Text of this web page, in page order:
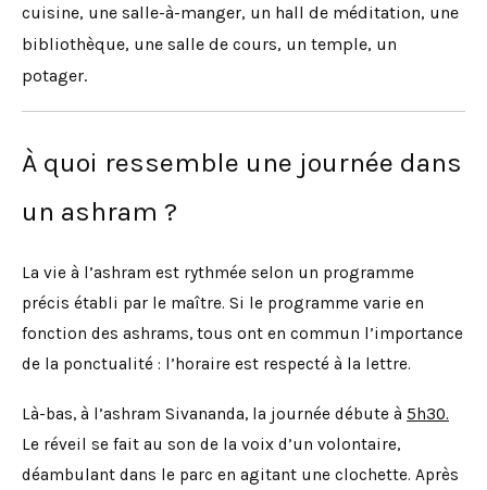
cuisine, une salle-à-manger, un hall de méditation, une
bibliothèque, une salle de cours, un temple, un
potager.
À quoi ressemble une journée dans
un ashram ?
La vie à l’ashram est rythmée selon un programme
précis établi par le maître. Si le programme varie en
fonction des ashrams, tous ont en commun l’importance
de la ponctualité : l’horaire est respecté à la lettre.
Là-bas, à l’ashram Sivananda, la journée débute à 5h30.
Le réveil se fait au son de la voix d’un volontaire,
déambulant dans le parc en agitant une clochette. Après